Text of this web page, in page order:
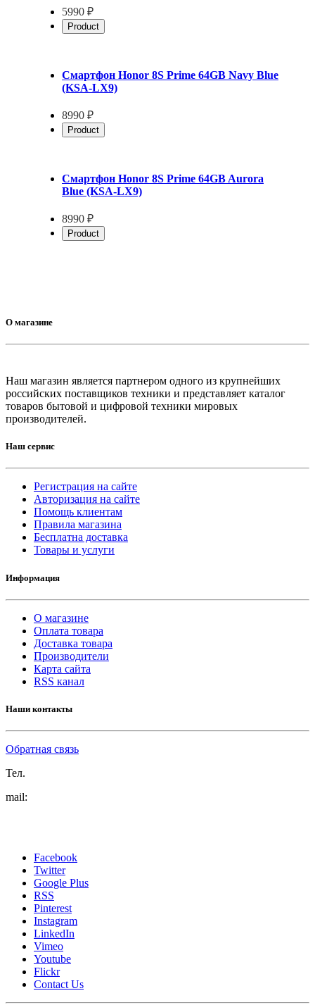
5990 ₽
Product
Смартфон Honor 8S Prime 64GB Navy Blue
(KSA-LX9)
8990 ₽
Product
Смартфон Honor 8S Prime 64GB Aurora
Blue (KSA-LX9)
8990 ₽
Product
О магазине
Наш магазин является партнером одного из крупнейших
российских поставщиков техники и представляет каталог
товаров бытовой и цифровой техники мировых
производителей.
Наш сервис
Регистрация на сайте
Авторизация на сайте
Помощь клиентам
Правила магазина
Бесплатна доставка
Товары и услуги
Информация
О магазине
Оплата товара
Доставка товара
Производители
Карта сайта
RSS канал
Наши контакты
Обратная связь
Тел.
mail:
Facebook
Twitter
Google Plus
RSS
Pinterest
Instagram
LinkedIn
Vimeo
Youtube
Flickr
Contact Us